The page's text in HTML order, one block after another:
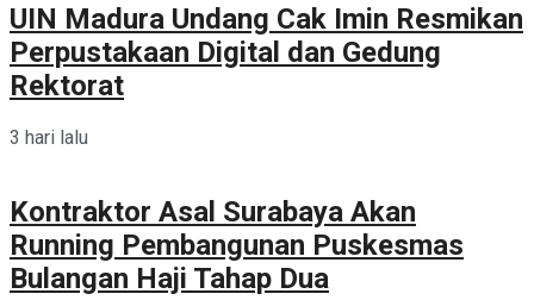
UIN Madura Undang Cak Imin Resmikan
Perpustakaan Digital dan Gedung
Rektorat
3 hari lalu
Kontraktor Asal Surabaya Akan
Running Pembangunan Puskesmas
Bulangan Haji Tahap Dua